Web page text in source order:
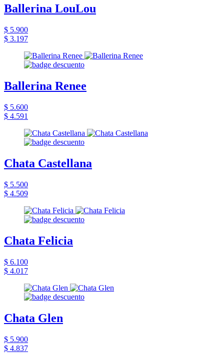
Ballerina LouLou
$ 5.900
$ 3.197
Ballerina Renee
$ 5.600
$ 4.591
Chata Castellana
$ 5.500
$ 4.509
Chata Felicia
$ 6.100
$ 4.017
Chata Glen
$ 5.900
$ 4.837